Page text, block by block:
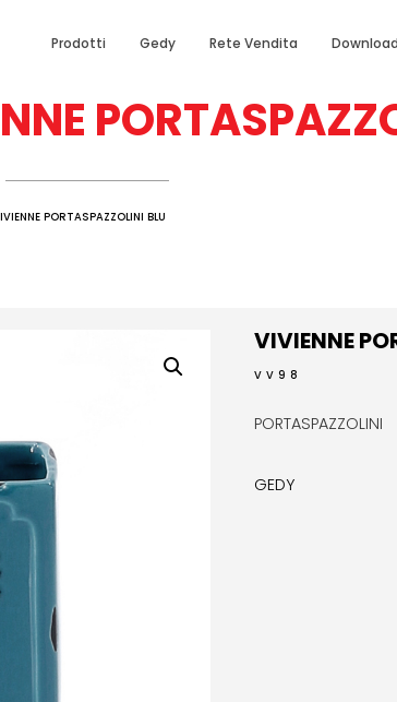
Prodotti Gedy Rete Vendita Download
PORTASPAZZOLINI BLU
VIVIENNE
VV98
PORTASPAZZOLINI
GEDY